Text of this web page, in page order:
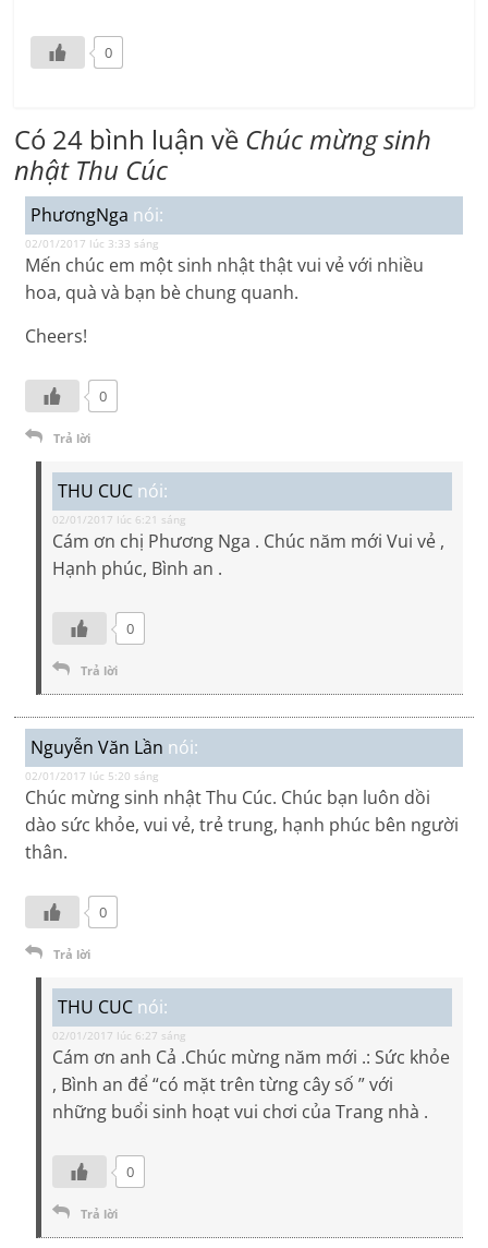
0
Có 24 bình luận về Chúc mừng sinh
nhật Thu Cúc
PhươngNga nói:
02/01/2017 lúc 3:33 sáng
Mến chúc em một sinh nhật thật vui vẻ với nhiều
hoa, quà và bạn bè chung quanh.
Cheers!
0
Trả lời
THU CUC nói:
02/01/2017 lúc 6:21 sáng
Cám ơn chị Phương Nga . Chúc năm mới Vui vẻ ,
Hạnh phúc, Bình an .
0
Trả lời
Nguyễn Văn Lần nói:
02/01/2017 lúc 5:20 sáng
Chúc mừng sinh nhật Thu Cúc. Chúc bạn luôn dồi
dào sức khỏe, vui vẻ, trẻ trung, hạnh phúc bên người
thân.
0
Trả lời
THU CUC nói:
02/01/2017 lúc 6:27 sáng
Cám ơn anh Cả .Chúc mừng năm mới .: Sức khỏe
, Bình an để “có mặt trên từng cây số ” với
những buổi sinh hoạt vui chơi của Trang nhà .
0
Trả lời